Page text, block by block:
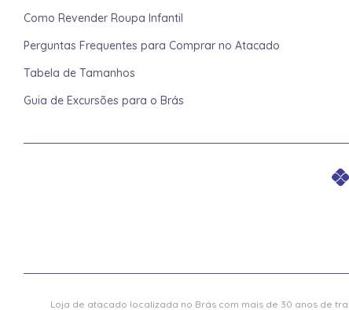
Como Revender Roupa Infantil
Perguntas Frequentes para Comprar no Atacado
Tabela de Tamanhos
Guia de Excursões para o Brás
Loja de atacado localizada no Brás com mais de 30 anos de